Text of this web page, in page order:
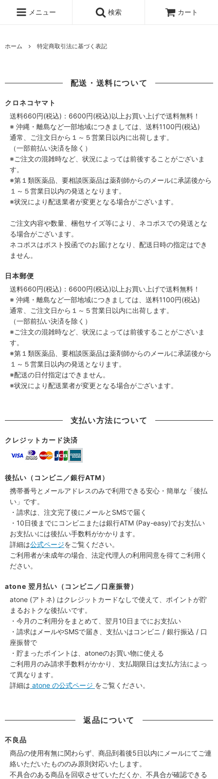
メニュー 検索 カート
ホーム 特定商取引法に基づく表記
配送・送料について
クロネコヤマト
送料660円(税込)：6600円(税込)以上お買い上げで送料無料！
※ 沖縄・離島など一部地域につきましては、送料1100円(税込)
通常、ご注文日から１～５営業日以内に出荷します。
（一部前払い決済を除く）
※ご注文の混雑時など、状況によっては前後することがございま
す。
※第１類医薬品、要相談医薬品は薬剤師からのメールに承諾後から
１～５営業日以内の発送となります。
※状況により配送業者が変更となる場合がございます。
ご注文内容や数量、梱包サイズ等により、ネコポスでの発送とな
る場合がございます。
ネコポスはポスト投函でのお届けとなり、配送日時の指定はでき
ません。
日本郵便
送料660円(税込)：6600円(税込)以上お買い上げで送料無料！
※ 沖縄・離島など一部地域につきましては、送料1100円(税込)
通常、ご注文日から１～５営業日以内に出荷します。
（一部前払い決済を除く）
※ご注文の混雑時など、状況によっては前後することがございま
す。
※第１類医薬品、要相談医薬品は薬剤師からのメールに承諾後から
１～５営業日以内の発送となります。
※配送の日付指定はできません。
※状況により配送業者が変更となる場合がございます。
支払い方法について
クレジットカード決済
後払い（コンビニ／銀行ATM）
携帯番号とメールアドレスのみで利用できる安心・簡単な「後払
い」です。
・請求は、注文完了後にメールとSMSで届く
・10日後までにコンビニまたは銀行ATM (Pay-easy)でお支払い
お支払いには後払い手数料がかかります。
詳細は公式ページをご覧ください。
ご利用者が未成年の場合、法定代理人の利用同意を得てご利用く
ださい。
atone 翌月払い（コンビニ／口座振替）
atone (アトネ) はクレジットカードなしで使えて、ポイントが貯
まるおトクな後払いです。
・今月のご利用分をまとめて、翌月10日までにお支払い
・請求はメールやSMSで届き、支払いはコンビニ / 銀行振込 / 口
座振替で
・貯まったポイントは、atoneのお買い物に使える
ご利用月のみ請求手数料がかかり、支払期限日は支払方法によっ
て異なります。
詳細は atone の公式ページ をご覧ください。
返品について
不良品
商品の使用有無に関わらず、商品到着後5日以内にメールにてご連
絡いただいたもののみ原則対応いたします。
不具合のある商品を回収させていただくか、不具合が確認できる